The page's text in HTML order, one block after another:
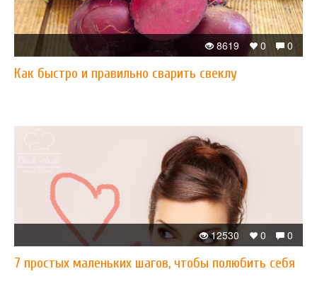
0
0
8619
Как быстро и правильно сварить свеклу
0
0
12530
7 простых маленьких шагов, чтобы полюбить себя